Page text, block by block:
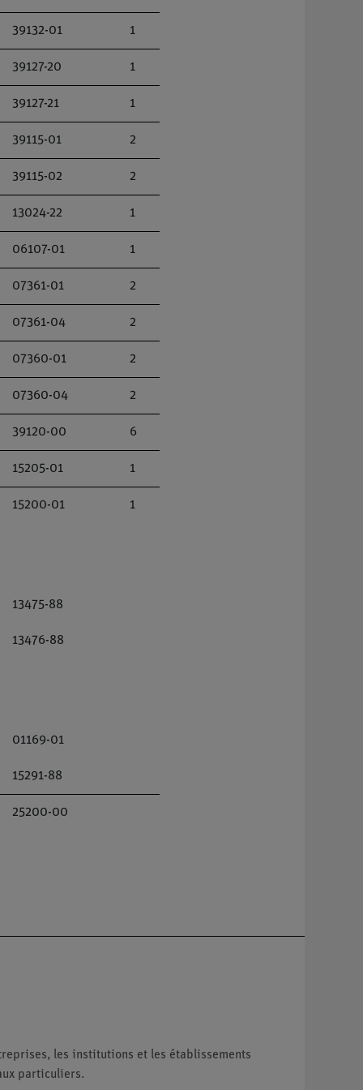
39132-01 1
39127-20 1
39127-21 1
39115-01 2
39115-02 2
13024-22 1
06107-01 1
07361-01 2
07361-04 2
07360-01 2
07360-04 2
39120-00 6
15205-01 1
15200-01 1
13475-88
13476-88
01169-01
15291-88
25200-00
les institutions et les établissements
particuliers.